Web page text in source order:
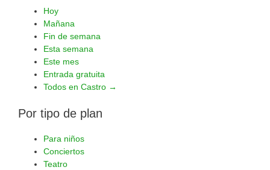
Hoy
Mañana
Fin de semana
Esta semana
Este mes
Entrada gratuita
Todos en Castro →
Por tipo de plan
Para niños
Conciertos
Teatro